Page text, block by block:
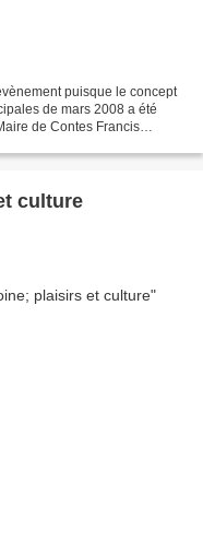
puisque le concept
de mars 2008 a été
de Contes Francis
culture